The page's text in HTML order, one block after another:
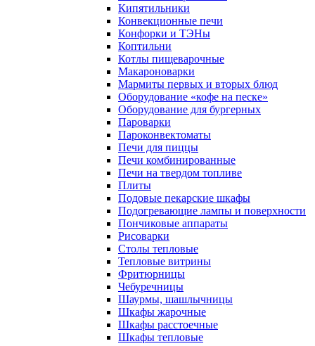
Кипятильники
Конвекционные печи
Конфорки и ТЭНы
Коптильни
Котлы пищеварочные
Макароноварки
Мармиты первых и вторых блюд
Оборудование «кофе на песке»
Оборудование для бургерных
Пароварки
Пароконвектоматы
Печи для пиццы
Печи комбинированные
Печи на твердом топливе
Плиты
Подовые пекарские шкафы
Подогревающие лампы и поверхности
Пончиковые аппараты
Рисоварки
Столы тепловые
Тепловые витрины
Фритюрницы
Чебуречницы
Шаурмы, шашлычницы
Шкафы жарочные
Шкафы расстоечные
Шкафы тепловые